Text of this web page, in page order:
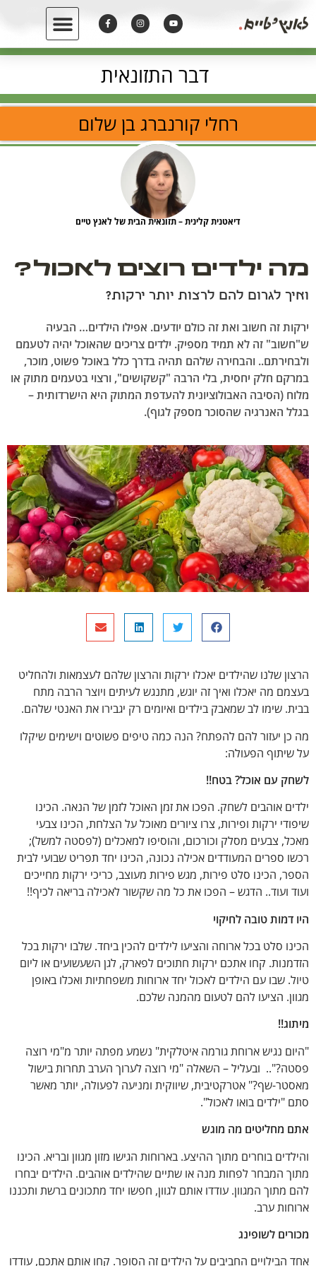
דבר התזונאית
רחלי קורנברג בן שלום
דיאטנית קלינית – תזונאית הבית של לאנץ טיים
מה ילדים רוצים לאכול?
ואיך לגרום להם לרצות יותר ירקות?
ירקות זה חשוב ואת זה כולם יודעים. אפילו הילדים… הבעיה
ש"חשוב" זה לא תמיד מספיק. ילדים צריכים שהאוכל יהיה לטעמם
ולבחירתם.. והבחירה שלהם תהיה בדרך כלל באוכל פשוט, מוכר,
במרקם חלק יחסית, בלי הרבה "קשקושים", ורצוי בטעמים מתוק או
מלוח (הסיבה האבולוציונית להעדפת המתוק היא הישרדותית –
בגלל האנרגיה שהסוכר מספק לגוף).
הרצון שלנו שהילדים יאכלו ירקות והרצון שלהם לעצמאות ולהחליט
בעצמם מה יאכלו ואיך זה יוגש, מתנגש לעיתים ויוצר הרבה מתח
בבית. שימו לב שמאבק בילדים ואיומים רק יגבירו את האנטי שלהם.
מה כן יעזור להם להפתח? הנה כמה טיפים פשוטים וישימים שיקלו
על שיתוף הפעולה:
לשחק עם אוכל? בטח!!
ילדים אוהבים לשחק. הפכו את זמן האוכל לזמן של הנאה. הכינו
שיפודי ירקות ופירות, צרו ציורים מאוכל על הצלחת, הכינו צבעי
מאכל, צבעים מסלק וכורכום, והוסיפו למאכלים (לפסטה למשל);
רכשו ספרים המעודדים אכילה נכונה, הכינו יחד תפריט שבועי לבית
הספר, הכינו סלט פירות, מגש פירות מעוצב, כריכי ירקות מחייכים
ועוד ועוד.. הדגש – הפכו את כל מה שקשור לאכילה בריאה לכיף!!
היו דמות טובה לחיקוי
הכינו סלט בכל ארוחה והציעו לילדים להכין ביחד. שלבו ירקות בכל
הזדמנות. קחו אתכם ירקות חתוכים לפארק, לגן השעשועים או ליום
טיול. שבו עם הילדים לאכול יחד ארוחות משפחתיות ואכלו באופן
מגוון. הציעו להם לטעום מהמנה שלכם.
מיתוג!!
"היום נגיש ארוחת גורמה איטלקית" נשמע מפתה יותר מ"מי רוצה
פסטה?".. ובעליל – השאלה "מי רוצה לערוך הערב תחרות בישול
מאסטר-שף?" אטרקטיבית, שיווקית ומניעה לפעולה, יותר מאשר
סתם "ילדים בואו לאכול".
אתם מחליטים מה מוגש
והילדים בוחרים מתוך ההיצע. בארוחות הגישו מזון מגוון ובריא. הכינו
מתוך המבחר לפחות מנה או שתיים שהילדים אוהבים. הילדים יבחרו
להם מתוך המגוון. עודדו אותם לגוון, חפשו יחד מתכונים ברשת ותכננו
ארוחות ערב.
מכורים לשופינג
אחד הבילויים החביבים על הילדים זה הסופר. קחו אותם אתכם, עודדו